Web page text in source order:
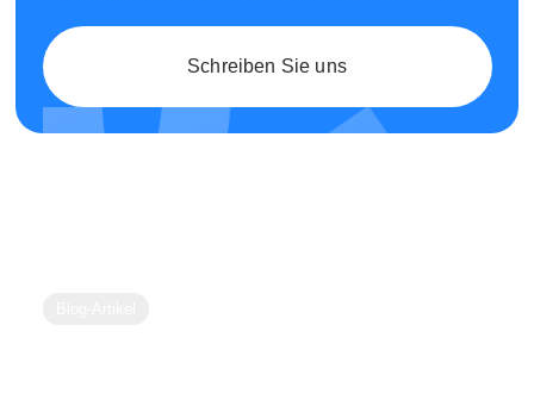
Schreiben Sie uns